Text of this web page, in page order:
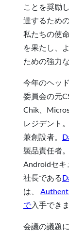
ことを奨励
達するため
私たちの使
を果たし、
ための強力
今年のヘッ
委員会の元
Chik、
レジデント
兼創設者。
製品責任者
Androidセキ
社長である
は、
で入手できま
会議の議題